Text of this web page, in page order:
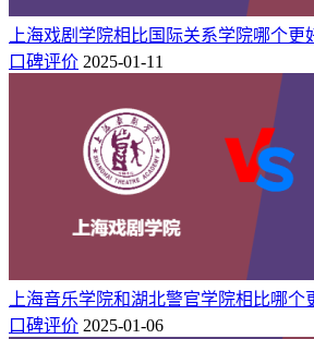
上海戏剧学院相比国际关系学院哪个更
口碑评价 2025-01-11
上海音乐学院和湖北警官学院相比哪
口碑评价 2025-01-06